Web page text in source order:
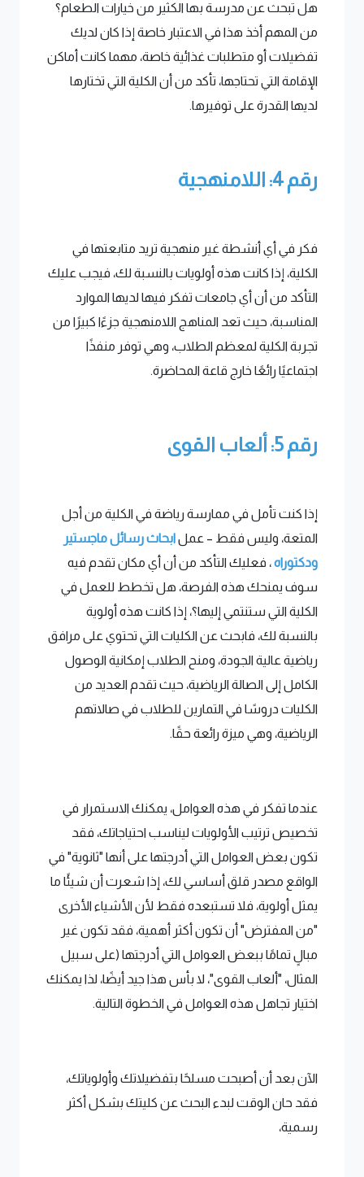
هل تبحث عن مدرسة بها الكثير من خيارات الطعام؟
من المهم أخذ هذا في الاعتبار خاصة إذا كان لديك
تفضيلات أو متطلبات غذائية خاصة، مهما كانت أماكن
الإقامة التي تحتاجها، تأكد من أن الكلية التي تختارها
لديها القدرة على توفيرها.
رقم 4: اللامنهجية
فكر في أي أنشطة غير منهجية تريد متابعتها في
الكلية، إذا كانت هذه أولويات بالنسبة لك، فيجب عليك
التأكد من أن أي جامعات تفكر فيها لديها الموارد
المناسبة، حيث تعد المناهج اللامنهجية جزءًا كبيرًا من
تجربة الكلية لمعظم الطلاب، وهي توفر منفذًا
اجتماعيًا رائعًا خارج قاعة المحاضرة.
رقم 5: ألعاب القوى
إذا كنت تأمل في ممارسة رياضة في الكلية من أجل
المتعة، وليس فقط – عملابحاث رسائل ماجستير
ودكتوراه، فعليك التأكد من أن أي مكان تقدم فيه
سوف يمنحك هذه الفرصة، هل تخطط للعمل في
الكلية التي ستنتمي إليها؟، إذا كانت هذه أولوية
بالنسبة لك، فابحث عن الكليات التي تحتوي على مرافق
رياضية عالية الجودة، ومنح الطلاب إمكانية الوصول
الكامل إلى الصالة الرياضية، حيث تقدم العديد من
الكليات دروسًا في التمارين للطلاب في صالاتهم
الرياضية، وهي ميزة رائعة حقًا.
عندما تفكر في هذه العوامل، يمكنك الاستمرار في
تخصيص ترتيب الأولويات ليناسب احتياجاتك، فقد
تكون بعض العوامل التي أدرجتها على أنها "ثانوية" في
الواقع مصدر قلق أساسي لك، إذا شعرت أن شيئًا ما
يمثل أولوية، فلا تستبعده فقط لأن الأشياء الأخرى
"من المفترض" أن تكون أكثر أهمية، فقد تكون غير
مبالٍ تمامًا ببعض العوامل التي أدرجتها (على سبيل
المثال، "ألعاب القوى"، لا بأس هذا جيد أيضًا، لذا يمكنك
اختيار تجاهل هذه العوامل في الخطوة التالية.
الآن بعد أن أصبحت مسلحًا بتفضيلاتك وأولوياتك،
فقد حان الوقت لبدء البحث عن كليتك بشكل أكثر
رسمية،